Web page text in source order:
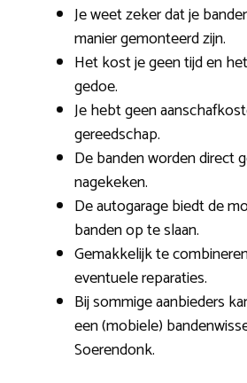
Je weet zeker dat je
manier gemonteerd zijn.
Het kost je geen tijd en
gedoe.
Je hebt geen
gereedschap.
De banden worden direct
nagekeken.
De autogarage biedt de
banden op te slaan.
Gemakkelijk te
eventuele reparaties.
Bij sommige aanbieders
een (mobiele)
Soerendonk.